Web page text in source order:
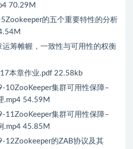
70.29M
的五个重要特性的分析
筹帷幄，一致性与可用性的权衡
本章作业.pdf 22.58kb
10ZooKeeper集群可用性保障–
.mp4 54.59M
11ZooKeeper集群可用性保障–
.mp4 45.85M
12Zookeeper的ZAB协议及其